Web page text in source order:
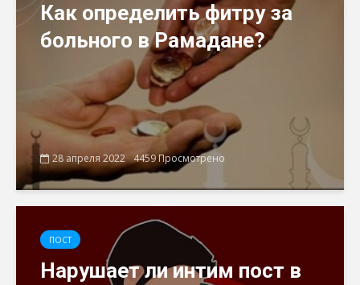
Как определить фитру за
больного в Рамадане?
28 апреля 2022 4459 Просмотрено
ПОСТ
Нарушает ли интим пост в